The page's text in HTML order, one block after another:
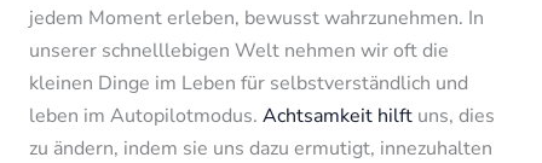
jedem Moment erleben, bewusst wahrzunehmen. In
unserer schnelllebigen Welt nehmen wir oft die
kleinen Dinge im Leben für selbstverständlich und
leben im Autopilotmodus. Achtsamkeit hilft uns, dies
zu ändern, indem sie uns dazu ermutigt, innezuhalten